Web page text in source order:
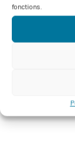
fonctions.